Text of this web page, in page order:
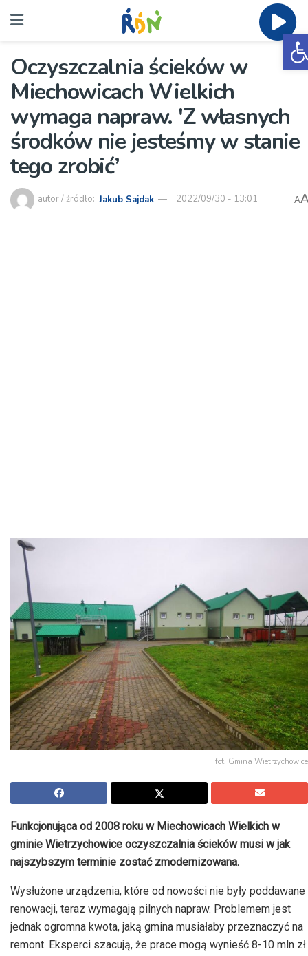
Oczyszczalnia ścieków w
Miechowicach Wielkich
wymaga napraw. 'Z własnych
środków nie jesteśmy w stanie
tego zrobić’
autor / źródło: Jakub Sajdak 2022/09/30 - 13:01 A
fot. Gmina Wietrzychowice
Funkcjonująca od 2008 roku w Miechowicach Wielkich w
gminie Wietrzychowice oczyszczalnia ścieków musi w jak
najszybszym terminie zostać zmodernizowana.
Wysłużone urządzenia, które od nowości nie były poddawane
renowacji, teraz wymagają pilnych napraw. Problemem jest
jednak ogromna kwota, jaką gmina musiałaby przeznaczyć na
remont. Eksperci szacują, że prace mogą wynieść 8-10 mln zł.